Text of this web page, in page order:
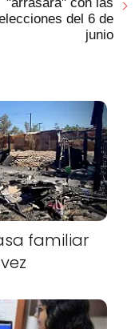
del 6 de
junio
familiar